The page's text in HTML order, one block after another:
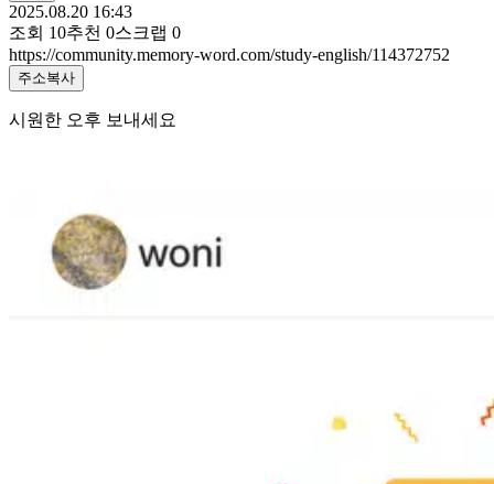
2025.08.20 16:43
조회 10추천 0스크랩 0
https://community.memory-word.com/study-english/114372752
주소복사
시원한 오후 보내세요